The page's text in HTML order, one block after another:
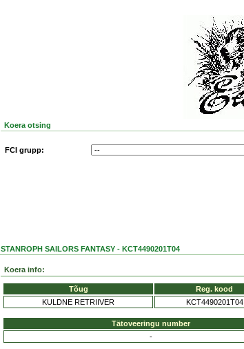
Koera otsing
FCI grupp:
STANROPH SAILORS FANTASY - KCT4490201T04
Koera info:
Tõug Reg. kood
KULDNE RETRIIVER
KCT4490201T04
Tätoveeringu number
-